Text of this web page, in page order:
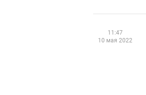
11:47
10 мая 2022